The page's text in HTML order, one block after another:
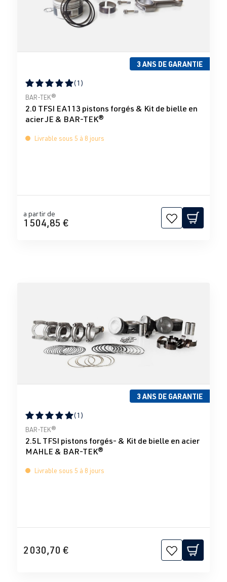
3 ANS DE GARANTIE
Note moyenne de 5 sur 5 étoiles
(1)
BAR-TEK®
2.0 TFSI EA113 pistons forgés & Kit de bielle en
acier JE & BAR-TEK®
Livrable sous 5 à 8 jours
a partir de
1 504,85 €
3 ANS DE GARANTIE
Note moyenne de 5 sur 5 étoiles
(1)
BAR-TEK®
2.5L TFSI pistons forgés- & Kit de bielle en acier
MAHLE & BAR-TEK®
Livrable sous 5 à 8 jours
2 030,70 €